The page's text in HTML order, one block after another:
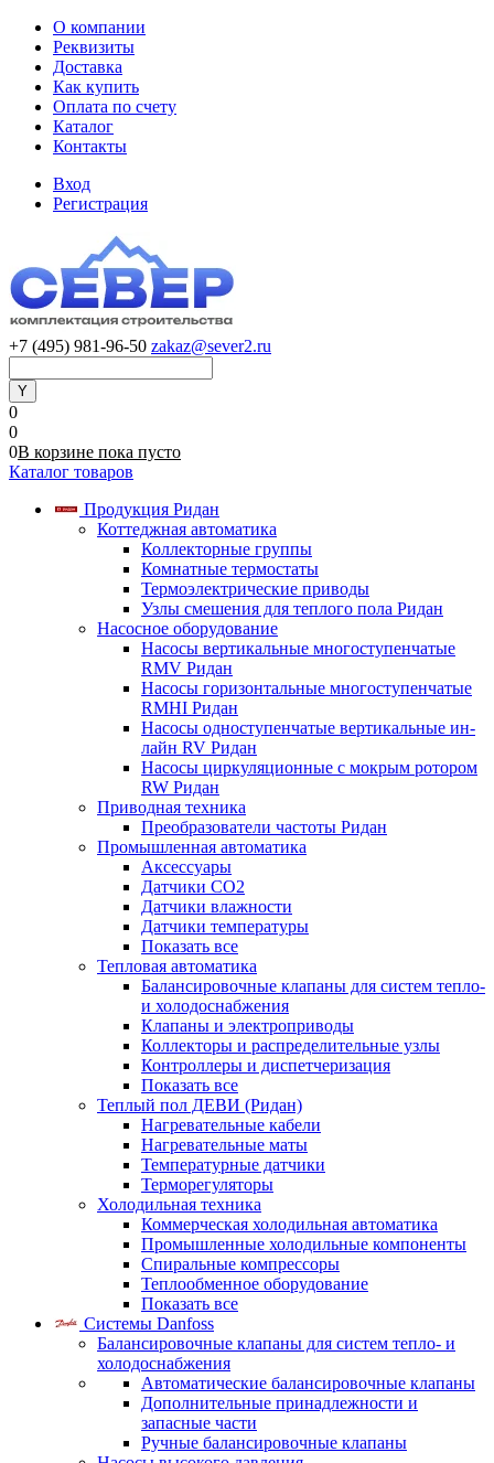
О компании
Реквизиты
Доставка
Как купить
Оплата по счету
Каталог
Контакты
Вход
Регистрация
+7 (495) 981-96-50 zakaz@sever2.ru
0
0
0В корзине пока пусто
Каталог товаров
Продукция Ридан
Коттеджная автоматика
Коллекторные группы
Комнатные термостаты
Термоэлектрические приводы
Узлы смешения для теплого пола Ридан
Насосное оборудование
Насосы вертикальные многоступенчатые
RMV Ридан
Насосы горизонтальные многоступенчатые
RMHI Ридан
Насосы одноступенчатые вертикальные ин-
лайн RV Ридан
Насосы циркуляционные с мокрым ротором
RW Ридан
Приводная техника
Преобразователи частоты Ридан
Промышленная автоматика
Аксессуары
Датчики CO2
Датчики влажности
Датчики температуры
Показать все
Тепловая автоматика
Балансировочные клапаны для систем тепло-
и холодоснабжения
Клапаны и электроприводы
Коллекторы и распределительные узлы
Контроллеры и диспетчеризация
Показать все
Теплый пол ДЕВИ (Ридан)
Нагревательные кабели
Нагревательные маты
Температурные датчики
Терморегуляторы
Холодильная техника
Коммерческая холодильная автоматика
Промышленные холодильные компоненты
Спиральные компрессоры
Теплообменное оборудование
Показать все
Системы Danfoss
Балансировочные клапаны для систем тепло- и
холодоснабжения
Автоматические балансировочные клапаны
Дополнительные принадлежности и
запасные части
Ручные балансировочные клапаны